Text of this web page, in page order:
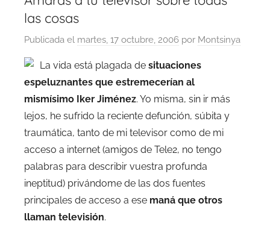
las cosas
Publicada el martes, 17 octubre, 2006 por Montsinya
La vida está plagada de situaciones
espeluznantes que estremecerían al
mismísimo Iker Jiménez. Yo misma, sin ir más
lejos, he sufrido la reciente defunción, súbita y
traumática, tanto de mi televisor como de mi
acceso a internet (amigos de Tele2, no tengo
palabras para describir vuestra profunda
ineptitud) privándome de las dos fuentes
principales de acceso a ese maná que otros
llaman televisión.